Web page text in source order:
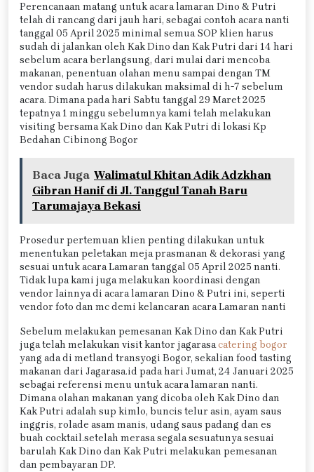
Perencanaan matang untuk acara lamaran Dino & Putri
telah di rancang dari jauh hari, sebagai contoh acara nanti
tanggal 05 April 2025 minimal semua SOP klien harus
sudah di jalankan oleh Kak Dino dan Kak Putri dari 14 hari
sebelum acara berlangsung, dari mulai dari mencoba
makanan, penentuan olahan menu sampai dengan TM
vendor sudah harus dilakukan maksimal di h-7 sebelum
acara. Dimana pada hari Sabtu tanggal 29 Maret 2025
tepatnya 1 minggu sebelumnya kami telah melakukan
visiting bersama Kak Dino dan Kak Putri di lokasi Kp
Bedahan Cibinong Bogor
Baca Juga Walimatul Khitan Adik Adzkhan
Gibran Hanif di Jl. Tanggul Tanah Baru
Tarumajaya Bekasi
Prosedur pertemuan klien penting dilakukan untuk
menentukan peletakan meja prasmanan & dekorasi yang
sesuai untuk acara Lamaran tanggal 05 April 2025 nanti.
Tidak lupa kami juga melakukan koordinasi dengan
vendor lainnya di acara lamaran Dino & Putri ini, seperti
vendor foto dan mc demi kelancaran acara Lamaran nanti
Sebelum melakukan pemesanan Kak Dino dan Kak Putri
juga telah melakukan visit kantor jagarasacatering bogor
yang ada di metland transyogi Bogor, sekalian food tasting
makanan dari Jagarasa.id pada hari Jumat, 24 Januari 2025
sebagai referensi menu untuk acara lamaran nanti.
Dimana olahan makanan yang dicoba oleh Kak Dino dan
Kak Putri adalah sup kimlo, buncis telur asin, ayam saus
inggris, rolade asam manis, udang saus padang dan es
buah cocktail.setelah merasa segala sesuatunya sesuai
barulah Kak Dino dan Kak Putri melakukan pemesanan
dan pembayaran DP.